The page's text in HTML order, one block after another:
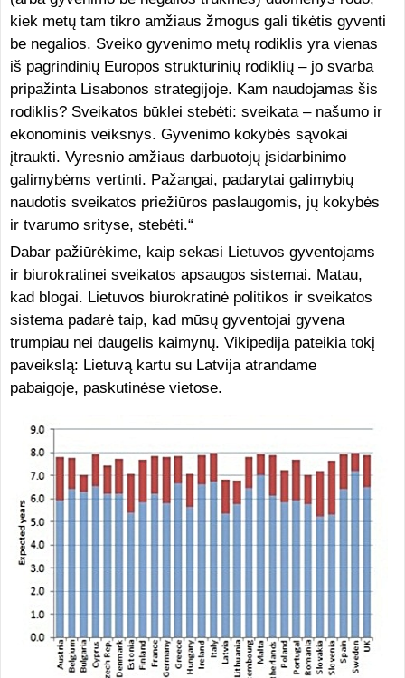
kiek metų tam tikro amžiaus žmogus gali tikėtis gyventi
be negalios. Sveiko gyvenimo metų rodiklis yra vienas
iš pagrindinių Europos struktūrinių rodiklių – jo svarba
pripažinta Lisabonos strategijoje. Kam naudojamas šis
rodiklis? Sveikatos būklei stebėti: sveikata – našumo ir
ekonominis veiksnys. Gyvenimo kokybės sąvokai
įtraukti. Vyresnio amžiaus darbuotojų įsidarbinimo
galimybėms vertinti. Pažangai, padarytai galimybių
naudotis sveikatos priežiūros paslaugomis, jų kokybės
ir tvarumo srityse, stebėti.“
Dabar pažiūrėkime, kaip sekasi Lietuvos gyventojams
ir biurokratinei sveikatos apsaugos sistemai. Matau,
kad blogai. Lietuvos biurokratinė politikos ir sveikatos
sistema padarė taip, kad mūsų gyventojai gyvena
trumpiau nei daugelis kaimynų. Vikipedija pateikia tokį
paveikslą: Lietuvą kartu su Latvija atrandame
pabaigoje, paskutinėse vietose.